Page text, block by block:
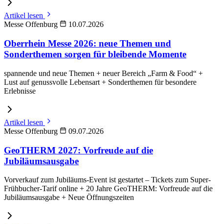
Artikel lesen
Messe Offenburg
10.07.2026
Oberrhein Messe 2026: neue Themen und
Sonderthemen sorgen für bleibende Momente
spannende und neue Themen + neuer Bereich „Farm & Food“ +
Lust auf genussvolle Lebensart + Sonderthemen für besondere
Erlebnisse
Artikel lesen
Messe Offenburg
09.07.2026
GeoTHERM 2027: Vorfreude auf die
Jubiläumsausgabe
Vorverkauf zum Jubiläums-Event ist gestartet – Tickets zum Super-
Frühbucher-Tarif online + 20 Jahre GeoTHERM: Vorfreude auf die
Jubiläumsausgabe + Neue Öffnungszeiten